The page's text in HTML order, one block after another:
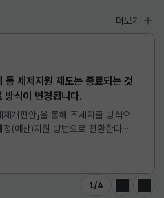
등 세제지원 제도는 종료되는 것
방식이 변경됩니다.
개편안」을 통해 조세지출 방식으
(예산)지원 방법으로 전환한다고
1/4
이전 다음
더보기